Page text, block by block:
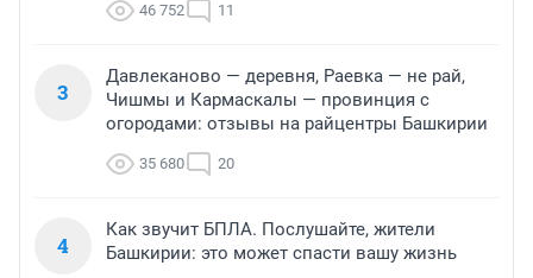
46 752 11
3
Давлеканово — деревня, Раевка — не рай,
Чишмы и Кармаскалы — провинция с
огородами: отзывы на райцентры Башкирии
35 680 20
4
Как звучит БПЛА. Послушайте, жители
Башкирии: это может спасти вашу жизнь